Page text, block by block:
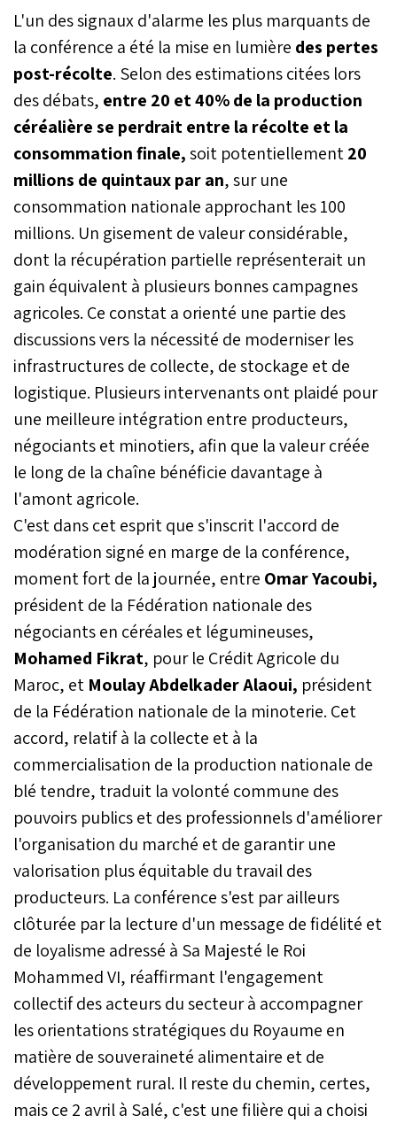
L'un des signaux d'alarme les plus marquants de
la conférence a été la mise en lumière des pertes
post-récolte. Selon des estimations citées lors
des débats, entre 20 et 40% de la production
céréalière se perdrait entre la récolte et la
consommation finale,soit potentiellement20
millions de quintaux par an, sur une
consommation nationale approchant les 100
millions. Un gisement de valeur considérable,
dont la récupération partielle représenterait un
gain équivalent à plusieurs bonnes campagnes
agricoles. Ce constat a orienté une partie des
discussions vers la nécessité de moderniser les
infrastructures de collecte, de stockage et de
logistique. Plusieurs intervenants ont plaidé pour
une meilleure intégration entre producteurs,
négociants et minotiers, afin que la valeur créée
le long de la chaîne bénéficie davantage à
l'amont agricole.
C'est dans cet esprit que s'inscrit l'accord de
modération signé en marge de la conférence,
moment fort de la journée, entre Omar Yacoubi,
président de la Fédération nationale des
négociants en céréales et légumineuses,
Mohamed Fikrat, pour le Crédit Agricole du
Maroc, et Moulay Abdelkader Alaoui, président
de la Fédération nationale de la minoterie. Cet
accord, relatif à la collecte et à la
commercialisation de la production nationale de
blé tendre, traduit la volonté commune des
pouvoirs publics et des professionnels d'améliorer
l'organisation du marché et de garantir une
valorisation plus équitable du travail des
producteurs. La conférence s'est par ailleurs
clôturée par la lecture d'un message de fidélité et
de loyalisme adressé à Sa Majesté le Roi
Mohammed VI, réaffirmant l'engagement
collectif des acteurs du secteur à accompagner
les orientations stratégiques du Royaume en
matière de souveraineté alimentaire et de
développement rural. Il reste du chemin, certes,
mais ce 2 avril à Salé, c'est une filière qui a choisi